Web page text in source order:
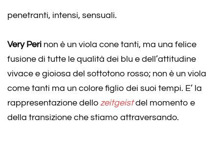
penetranti, intensi, sensuali.
Very Peri non è un viola cone tanti, ma una felice
fusione di tutte le qualità dei blu e dell’attitudine
vivace e gioiosa del sottotono rosso; non è un viola
come tanti ma un colore figlio dei suoi tempi. E’ la
rappresentazione dello zeitgeistdel momento e
della transizione che stiamo attraversando.